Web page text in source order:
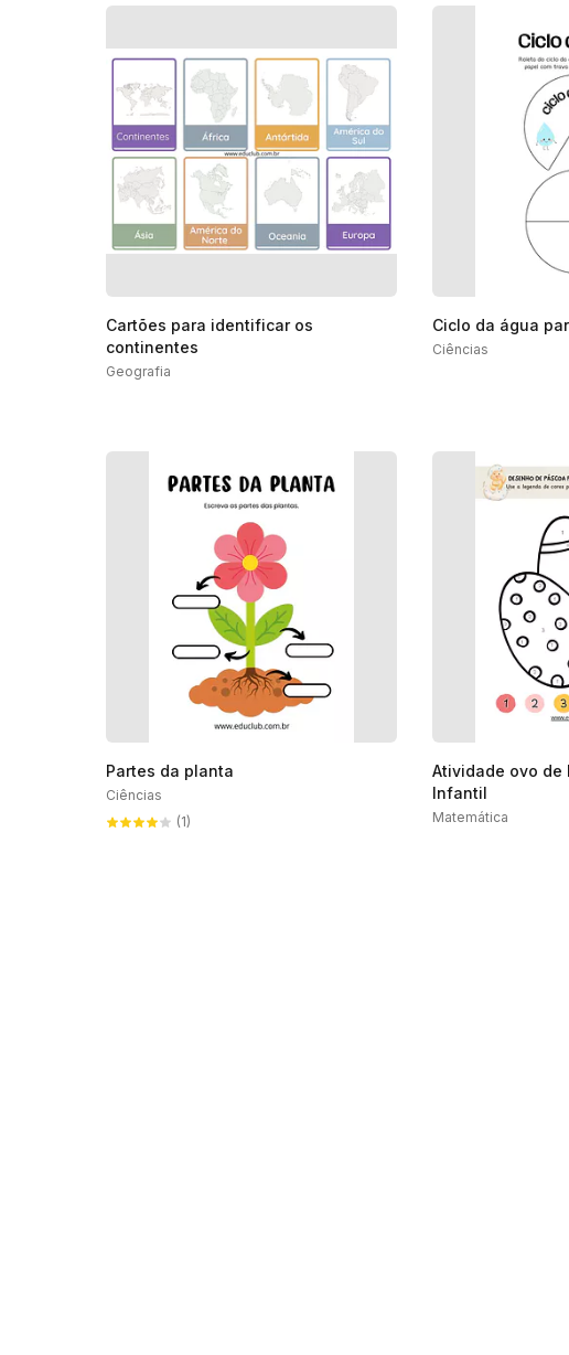
Cartões para identificar os
continentes
Geografia
Ciclo da água
Ciências
Partes da planta
Ciências
(1)
Atividade ovo de
Infantil
Matemática